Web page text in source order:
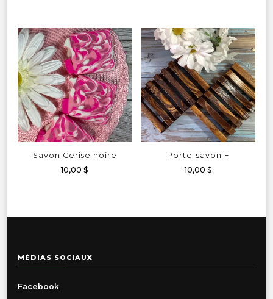
Savon Cerise noire
10,00$
Porte-savon F
10,00 $
a
MÉDIAS SOCIAUX
Facebook